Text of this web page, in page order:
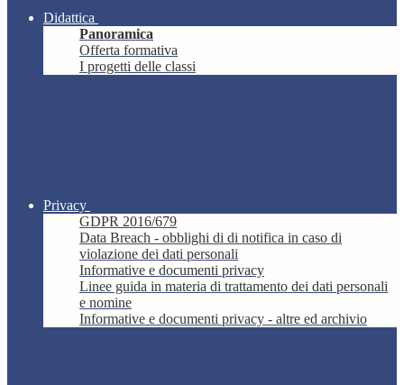
Didattica
Panoramica
Offerta formativa
I progetti delle classi
Privacy
GDPR 2016/679
Data Breach - obblighi di di notifica in caso di
violazione dei dati personali
Informative e documenti privacy
Linee guida in materia di trattamento dei dati personali
e nomine
Informative e documenti privacy - altre ed archivio